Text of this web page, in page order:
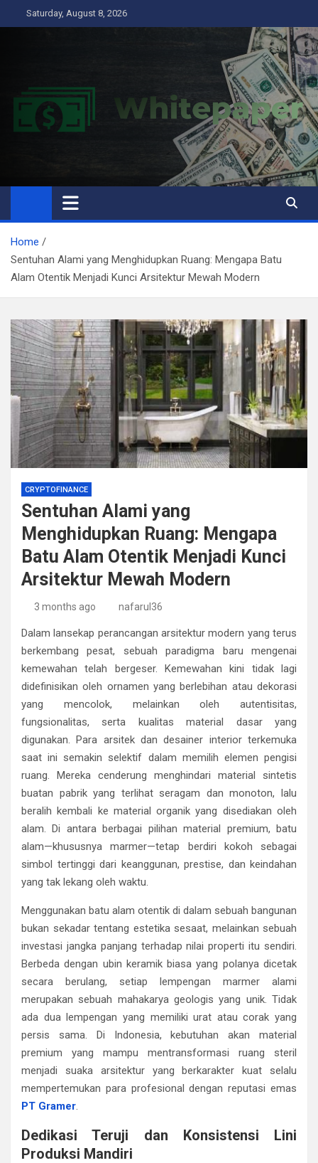
to
Saturday, August 8, 2026
Home
Sentuhan Alami yang Menghidupkan Ruang: Mengapa Batu
Alam Otentik Menjadi Kunci Arsitektur Mewah Modern
CRYPTOFINANCE
Sentuhan Alami yang
Menghidupkan Ruang: Mengapa
Batu Alam Otentik Menjadi Kunci
Arsitektur Mewah Modern
3 months ago nafarul36
Dalam lansekap perancangan arsitektur modern yang terus
berkembang pesat, sebuah paradigma baru mengenai
kemewahan telah bergeser. Kemewahan kini tidak lagi
didefinisikan oleh ornamen yang berlebihan atau dekorasi
yang mencolok, melainkan oleh autentisitas,
fungsionalitas, serta kualitas material dasar yang
digunakan. Para arsitek dan desainer interior terkemuka
saat ini semakin selektif dalam memilih elemen pengisi
ruang. Mereka cenderung menghindari material sintetis
buatan pabrik yang terlihat seragam dan monoton, lalu
beralih kembali ke material organik yang disediakan oleh
alam. Di antara berbagai pilihan material premium, batu
alam—khususnya marmer—tetap berdiri kokoh sebagai
simbol tertinggi dari keanggunan, prestise, dan keindahan
yang tak lekang oleh waktu.
Menggunakan batu alam otentik di dalam sebuah bangunan
bukan sekadar tentang estetika sesaat, melainkan sebuah
investasi jangka panjang terhadap nilai properti itu sendiri.
Berbeda dengan ubin keramik biasa yang polanya dicetak
secara berulang, setiap lempengan marmer alami
merupakan sebuah mahakarya geologis yang unik. Tidak
ada dua lempengan yang memiliki urat atau corak yang
persis sama. Di Indonesia, kebutuhan akan material
premium yang mampu mentransformasi ruang steril
menjadi suaka arsitektur yang berkarakter kuat selalu
mempertemukan para profesional dengan reputasi emas
PT Gramer.
Dedikasi Teruji dan Konsistensi Lini
Produksi Mandiri